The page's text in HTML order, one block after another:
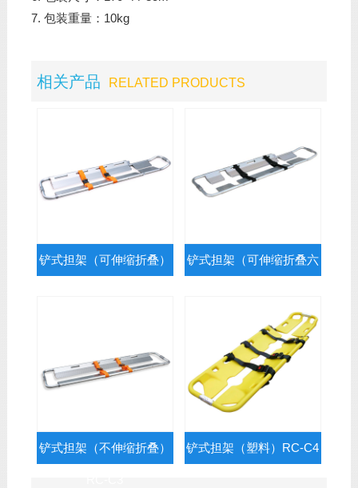
7. 包装重量：10kg
相关产品 RELATED PRODUCTS
铲式担架（可伸缩折叠） 铲式担架（可伸缩折叠六
铲式担架（不伸缩折叠） 铲式担架（塑料）RC-C4